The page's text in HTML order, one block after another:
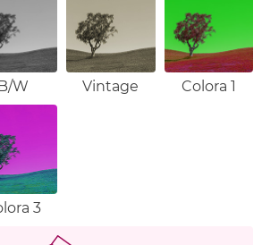
B/W Vintage Colora 1
3